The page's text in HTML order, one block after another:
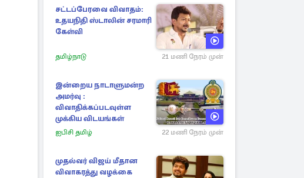
சட்டப்பேரவை விவாதம்:
உதயநிதி ஸ்டாலின் சரமாரி
கேள்வி
தமிழ்நாடு 21 மணி நேரம் முன்
இன்றைய நாடாளுமன்ற
அமர்வு :
விவாதிக்கப்படவுள்ள
முக்கிய விடயங்கள்
ஐபிசி தமிழ் 22 மணி நேரம் முன்
முதல்வர் விஜய் மீதான
விவாகரத்து வழக்கை